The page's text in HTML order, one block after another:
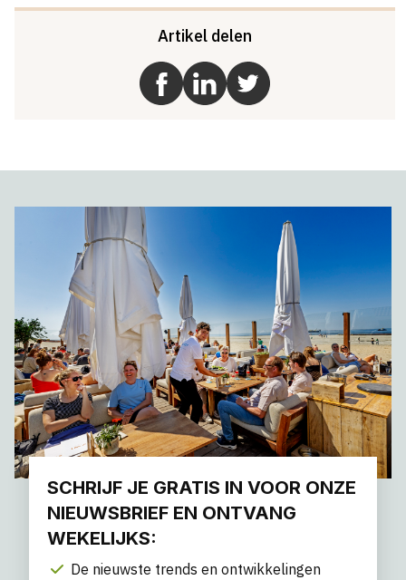
Artikel delen
SCHRIJF JE GRATIS IN VOOR ONZE
NIEUWSBRIEF EN ONTVANG
WEKELIJKS:
De nieuwste trends en ontwikkelingen